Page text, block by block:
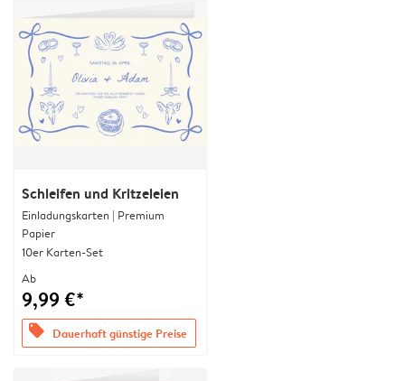
Schleifen und Kritzeleien
Einladungskarten | Premium
Papier
10er Karten-Set
Ab
9,99 €*
offers Dauerhaft günstige Preise